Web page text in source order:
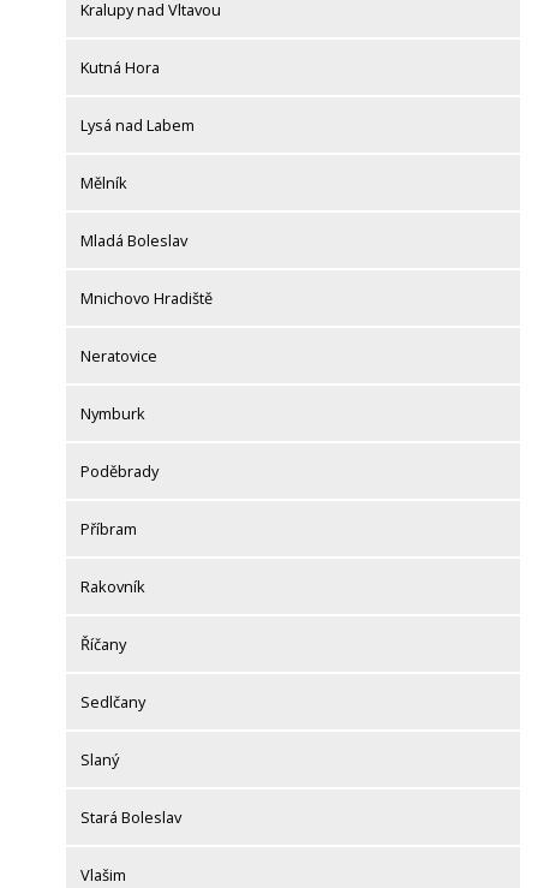
Kralupy nad Vltavou
Kutná Hora
Lysá nad Labem
Mělník
Mladá Boleslav
Mnichovo Hradiště
Neratovice
Nymburk
Poděbrady
Příbram
Rakovník
Říčany
Sedlčany
Slaný
Stará Boleslav
Vlašim